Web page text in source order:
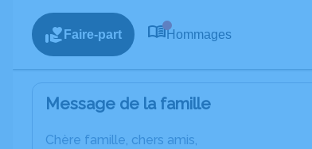
Faire-part Hommages
Message de la famille
Chère famille, chers amis,